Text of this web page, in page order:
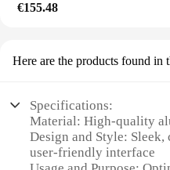
€155.48
Here are the products found in
Specifications:
Material: High-quality
Design and Style:
user-friendly interface